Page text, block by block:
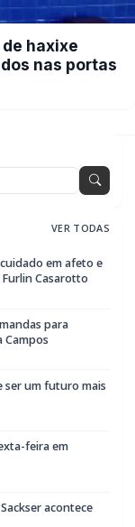
de haxixe
nas portas
VER TODAS
em afeto e
Casarotto
para
Campos
ser um futuro mais
feira em
acontece